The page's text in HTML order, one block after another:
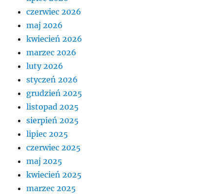
czerwiec 2026
maj 2026
kwiecień 2026
marzec 2026
luty 2026
styczeń 2026
grudzień 2025
listopad 2025
sierpień 2025
lipiec 2025
czerwiec 2025
maj 2025
kwiecień 2025
marzec 2025